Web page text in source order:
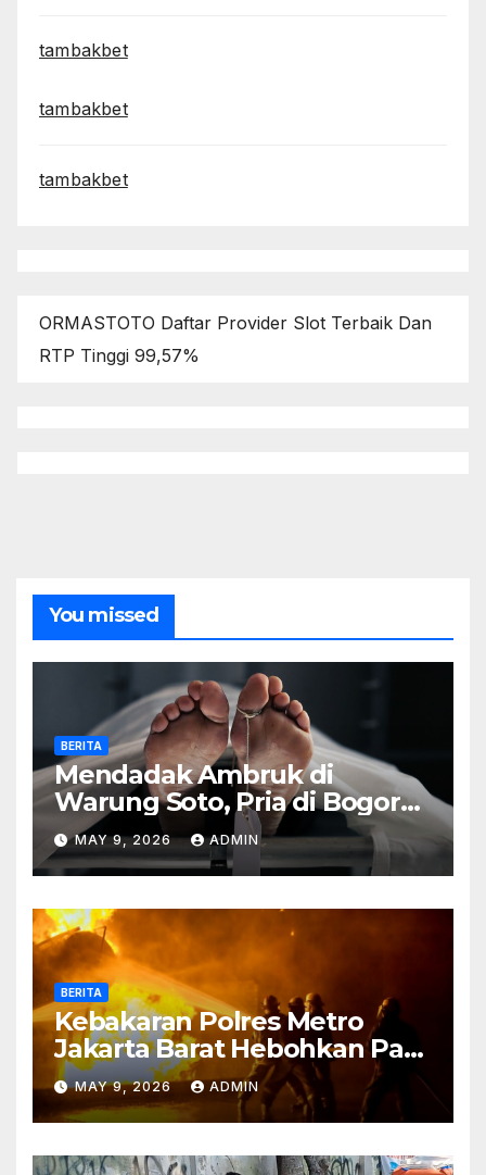
tambakbet
tambakbet
tambakbet
ORMASTOTO Daftar Provider Slot Terbaik Dan
RTP Tinggi 99,57%
You missed
BERITA
Mendadak Ambruk di
Warung Soto, Pria di Bogor
Meninggal Sebelum Makan
MAY 9, 2026 ADMIN
BERITA
Kebakaran Polres Metro
Jakarta Barat Hebohkan Pagi
Hari, Ini Fakta Terbarunya
MAY 9, 2026 ADMIN